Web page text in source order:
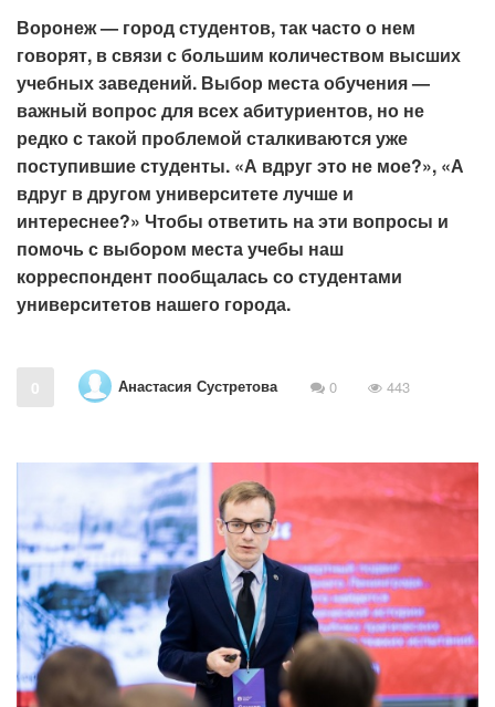
Воронеж — город студентов, так часто о нем
говорят, в связи с большим количеством высших
учебных заведений. Выбор места обучения —
важный вопрос для всех абитуриентов, но не
редко с такой проблемой сталкиваются уже
поступившие студенты. «А вдруг это не мое?», «А
вдруг в другом университете лучше и
интереснее?» Чтобы ответить на эти вопросы и
помочь с выбором места учебы наш
корреспондент пообщалась со студентами
университетов нашего города.
0 Анастасия Сустретова 0 443